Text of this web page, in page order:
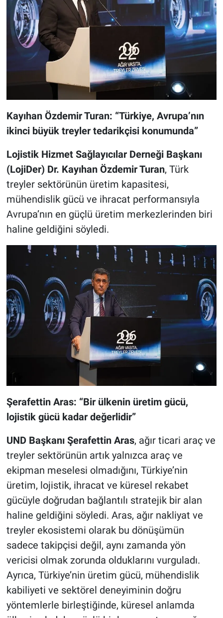
Kayıhan Özdemir Turan: “Türkiye, Avrupa’nın
ikinci büyük treyler tedarikçisi konumunda”
Lojistik Hizmet Sağlayıcılar Derneği Başkanı
(LojiDer) Dr. Kayıhan Özdemir Turan, Türk
treyler sektörünün üretim kapasitesi,
mühendislik gücü ve ihracat performansıyla
Avrupa’nın en güçlü üretim merkezlerinden biri
haline geldiğini söyledi.
Şerafettin Aras: “Bir ülkenin üretim gücü,
lojistik gücü kadar değerlidir”
UND Başkanı Şerafettin Aras, ağır ticari araç ve
treyler sektörünün artık yalnızca araç ve
ekipman meselesi olmadığını, Türkiye’nin
üretim, lojistik, ihracat ve küresel rekabet
gücüyle doğrudan bağlantılı stratejik bir alan
haline geldiğini söyledi. Aras, ağır nakliyat ve
treyler ekosistemi olarak bu dönüşümün
sadece takipçisi değil, aynı zamanda yön
vericisi olmak zorunda olduklarını vurguladı.
Ayrıca, Türkiye’nin üretim gücü, mühendislik
kabiliyeti ve sektörel deneyiminin doğru
yöntemlerle birleştiğinde, küresel anlamda